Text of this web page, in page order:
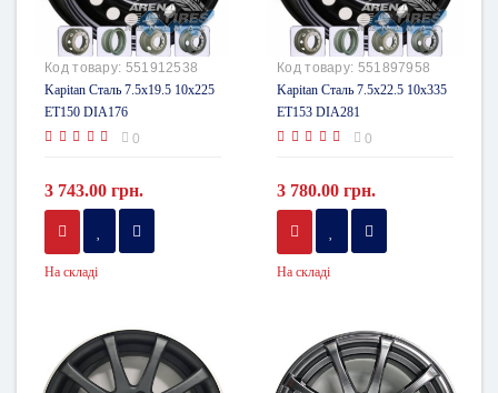
Код товару: 551912538
Kapitan Сталь 7.5x19.5 10x225
ET150 DIA176
0
3 743.00 грн.
На складі
Код товару: 551897958
Kapitan Сталь 7.5x22.5 10x335
ET153 DIA281
0
3 780.00 грн.
На складі